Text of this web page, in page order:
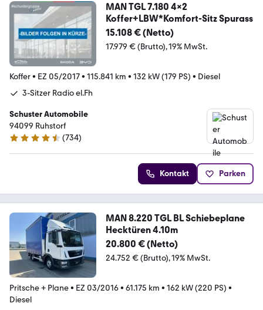
MAN TGL 7.180 4x2
Koffer+LBW*Komfort-Sitz Spurass
15.108 € (Netto)
17.979 € (Brutto) 19% MwSt.
Koffer• EZ 05/2017• 115.841 km • 132 kW (179 PS) • Diesel
3-Sitzer Radio el.Fh
Schuster Automobile
94099 Ruhstorf
4.6 Sterne
(734)
Kontakt Parken
MAN 8.220 TGL BL Schiebeplane
Hecktüren 4.10m
20.800 € (Netto)
24.752 € (Brutto) 19% MwSt.
Pritsche + Plane• EZ 03/2016• 61.175 km • 162 kW (220 PS) •
Diesel